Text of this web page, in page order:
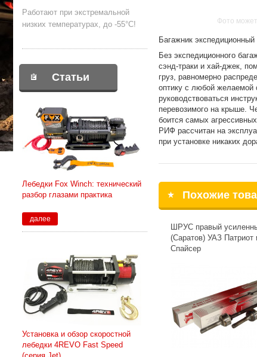
Работают при экстремальной
низких температурах, до -55°С!
Статьи
Лебедки Fox Winch: технический
разбор глазами практика
далее
Установка и обзор скоростной
лебедки 4REVO Fast Speed
Фото
Багажник
Без экспедиционного
сэнд-траки и хай-джек,
груз, равномерно
оптику с любой желаемой
руководствоваться
перевозимого на крыше.
боится самых
РИФ рассчитан на
при установке никаких
Похожие
ШРУС правый
(Саратов) УАЗ Патриот
Спайсер